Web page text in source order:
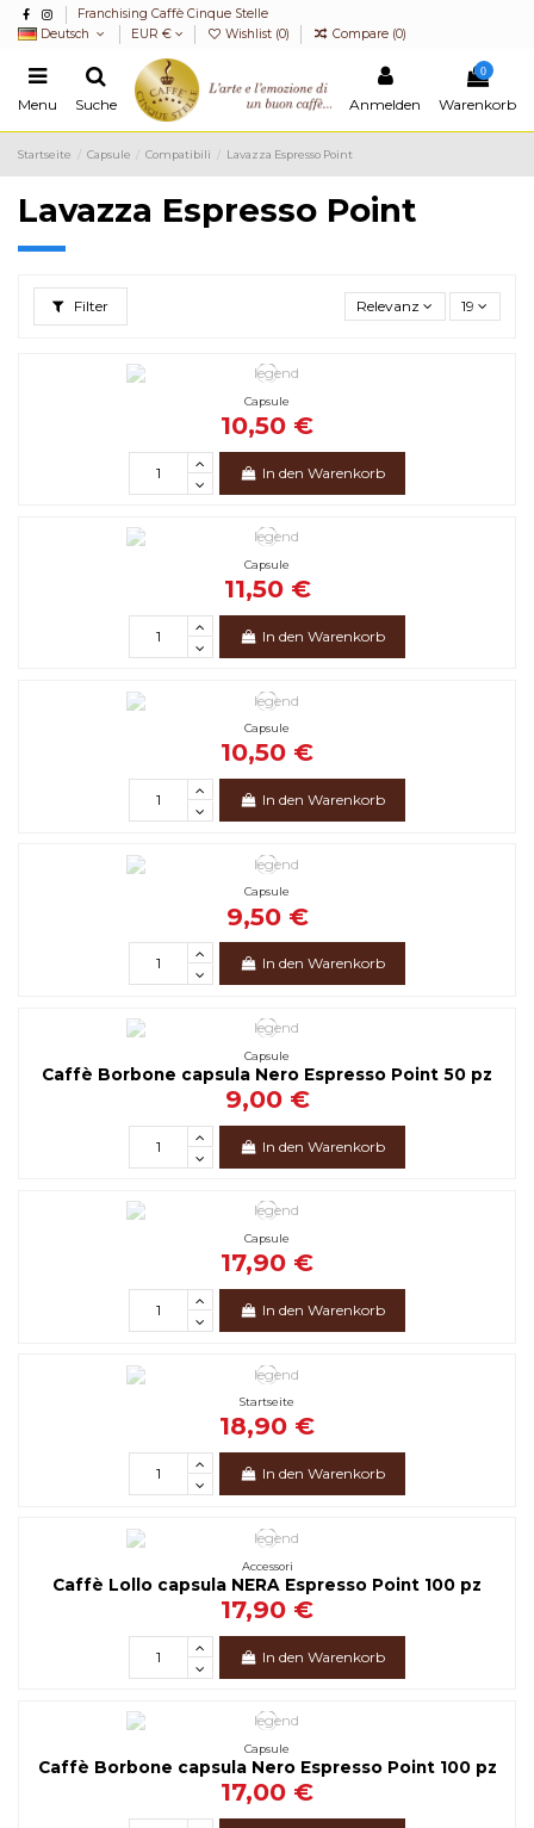
Franchising Caffè Cinque Stelle
Deutsch
EUR € Wishlist (0) Compare (0)
Menu Suche Anmelden
0
Warenkorb
Startseite Capsule Compatibili Lavazza Espresso Point
Lavazza Espresso Point
Filter Relevanz 19
Capsule
10,50 €
In den Warenkorb
Capsule
11,50 €
In den Warenkorb
Capsule
10,50 €
In den Warenkorb
Capsule
9,50 €
In den Warenkorb
Capsule
Caffè Borbone capsula Nero Espresso Point 50 pz
9,00 €
In den Warenkorb
Capsule
17,90 €
In den Warenkorb
Startseite
18,90 €
In den Warenkorb
Accessori
Caffè Lollo capsula NERA Espresso Point 100 pz
17,90 €
In den Warenkorb
Capsule
Caffè Borbone capsula Nero Espresso Point 100 pz
17,00 €